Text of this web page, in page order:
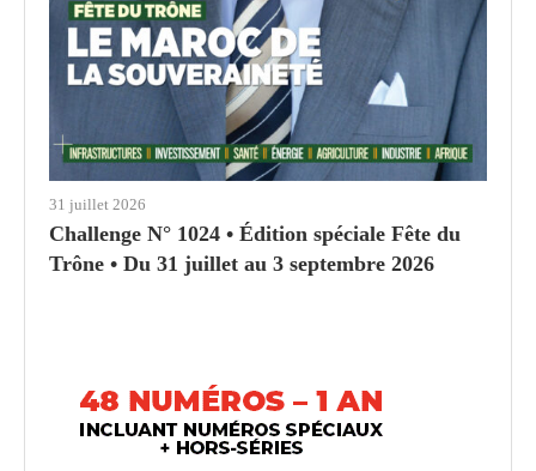
31 juillet 2026
Challenge N° 1024 • Édition spéciale Fête du
Trône • Du 31 juillet au 3 septembre 2026